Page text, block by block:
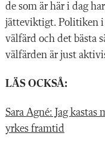
de som är här i dag
jätteviktigt. Politiken i
välfärd och det bästa
välfärden är just
LÄS OCKSÅ:
Sara Agné: Jag
yrkes framtid